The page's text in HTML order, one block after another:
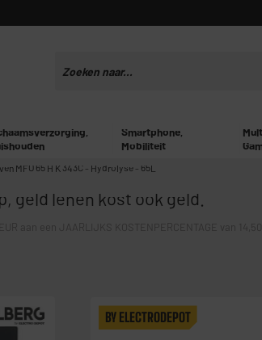
Smartphone,
Mobiliteit
MFO 65 H K 343C - Hydrolyse - 65L
geld lenen kost ook geld.
aan een JAARLIJKS KOSTENPERCENTAGE van
BY ELECTRODEPOT